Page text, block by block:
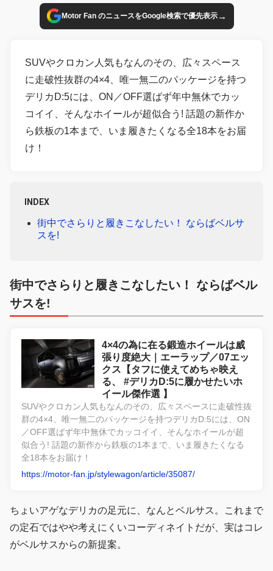
Motor Fan のニュースをGoogle検索で優先表示→
SUVやクロカン人気もなんのその、広々スペース
に走破性抜群の4×4、唯一無二のパッケージを持つ
デリカD:5には、ON／OFF選ばず年中無休でカッ
コイイ、そんなホイールが超似合う! 話題の新作か
ら鉄板の1本まで、いま履きたくなる全18本をお届
け！
INDEX
街中でさらりと履きこなしたい！ ならばベルサ
スを!
街中でさらりと履きこなしたい！ ならばベル
サスを!
4×4の為に在る鍛造ホイールは威
張り度絶大｜エーラップ／07エッ
クス【タフに使えてめちゃ映え
る、 #デリカD:5に履かせたいホ
イール傑作選 】
SUVやクロカン人気もなんのその、広々スペースに走破性抜
群の4×4、唯一無二のパッケージを持つデリカD:5には、ON
／OFF選ばず年中無休でカッコイイ、そんなホイールが超
似合う! 話題の新作から鉄板の1本まで、いま履きたくなる
全18本をお届け！
https://motor-fan.jp/stylewagon/article/35087/
ちょいアゲなデリカの足元に、なんとベルサス。これまで
の定石ではやや考えにくいコーディネイトだが、実はコレ
がベルサスからの新提案。